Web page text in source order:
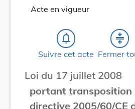
Acte en vigueur
notifications_none
Suivre cet acte
compress
Fermer
Loi du 17 juillet 2008
portant transposition
directive 2005/60/CE